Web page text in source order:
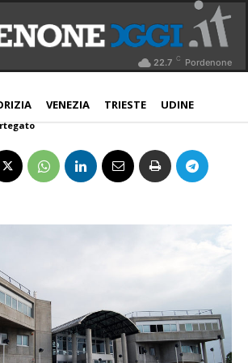
22.7 C Pordenone
VENEZIA TRIESTE UDINE
il bilancio con
400 mila euro